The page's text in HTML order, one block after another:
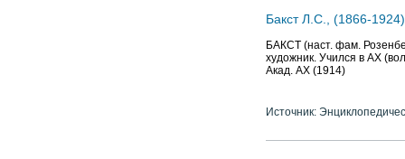
Бакст Л.С., (1866-
БАКСТ (наст. фам.
художник. Учился в АХ
Акад. АХ (1914)
Источник: